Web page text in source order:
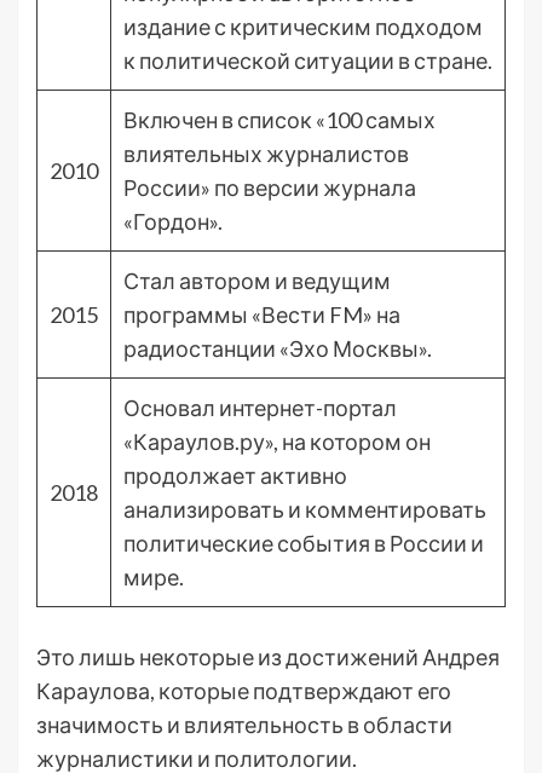
издание с критическим подходом
к политической ситуации в стране.
2010
Включен в список «100 самых
влиятельных журналистов
России» по версии журнала
«Гордон».
2015
Стал автором и ведущим
программы «Вести FM» на
радиостанции «Эхо Москвы».
2018
Основал интернет-портал
«Караулов.ру», на котором он
продолжает активно
анализировать и комментировать
политические события в России и
мире.
Это лишь некоторые из достижений Андрея
Караулова, которые подтверждают его
значимость и влиятельность в области
журналистики и политологии.